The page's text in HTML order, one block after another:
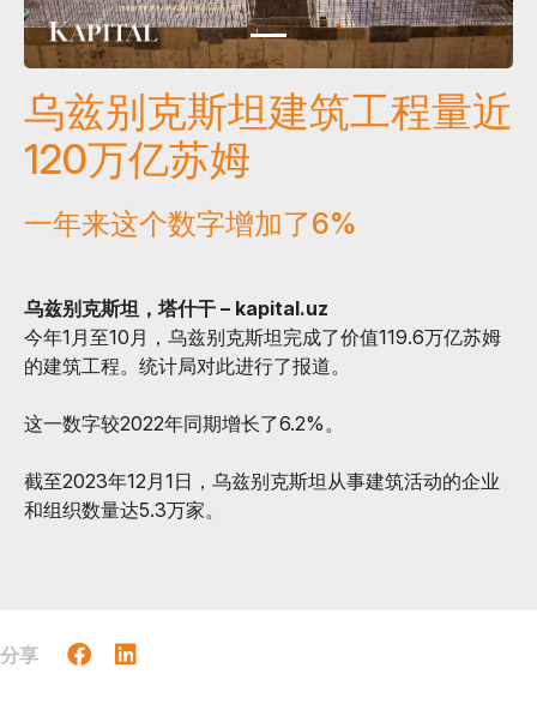
乌兹别克斯坦建筑工程量近
120万亿苏姆
一年来这个数字增加了6%
乌兹别克斯坦，塔什干 – kapital.uz
今年1月至10月，乌兹别克斯坦完成了价值119.6万亿苏姆
的建筑工程。统计局对此进行了报道。
这一数字较2022年同期增长了6.2%。
截至2023年12月1日，乌兹别克斯坦从事建筑活动的企业
和组织数量达5.3万家。
分享